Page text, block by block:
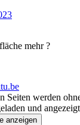
mehr ?
Seiten werden
und
anzeigen